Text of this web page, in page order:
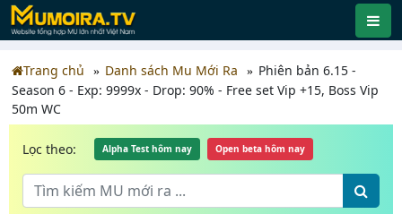
Trang chủ Danh sách Mu Mới Ra
Phiên bản 6.15 -
Season 6 - Exp: 9999x - Drop: 90% - Free set Vip +15, Boss Vip
50m WC
Lọc theo: Alpha Test hôm nay Open beta hôm nay